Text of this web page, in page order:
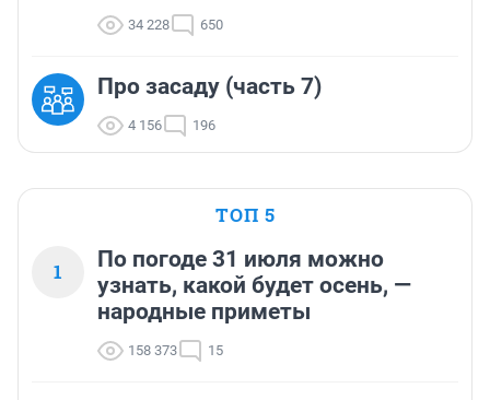
34 228 650
Про засаду (часть 7)
4 156 196
ТОП 5
1
По погоде 31 июля можно
узнать, какой будет осень, —
народные приметы
158 373 15